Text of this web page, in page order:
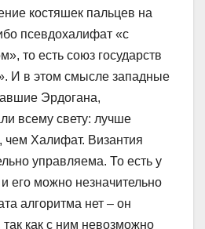
костяшек пальцев на
псевдохалифат «с
то есть союз государств
И в этом смысле западные
Эрдогана,
всему свету: лучше
чем Халифат. Византия
управляема. То есть у
его можно незначительно
алгоритма нет – он
как с ним невозможно